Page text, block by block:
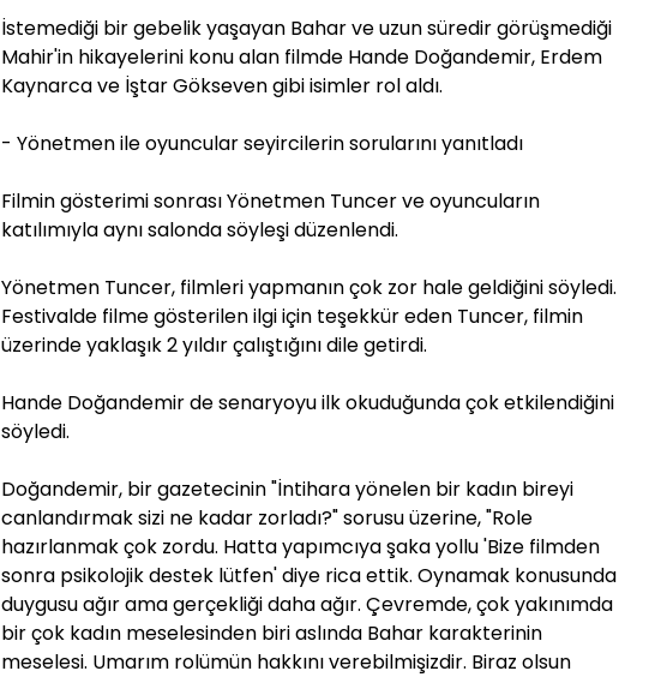
İstemediği bir gebelik yaşayan Bahar ve uzun süredir görüşmediği
Mahir'in hikayelerini konu alan filmde Hande Doğandemir, Erdem
Kaynarca ve İştar Gökseven gibi isimler rol aldı.
- Yönetmen ile oyuncular seyircilerin sorularını yanıtladı
Filmin gösterimi sonrası Yönetmen Tuncer ve oyuncuların
katılımıyla aynı salonda söyleşi düzenlendi.
Yönetmen Tuncer, filmleri yapmanın çok zor hale geldiğini söyledi.
Festivalde filme gösterilen ilgi için teşekkür eden Tuncer, filmin
üzerinde yaklaşık 2 yıldır çalıştığını dile getirdi.
Hande Doğandemir de senaryoyu ilk okuduğunda çok etkilendiğini
söyledi.
Doğandemir, bir gazetecinin "İntihara yönelen bir kadın bireyi
canlandırmak sizi ne kadar zorladı?" sorusu üzerine, "Role
hazırlanmak çok zordu. Hatta yapımcıya şaka yollu 'Bize filmden
sonra psikolojik destek lütfen' diye rica ettik. Oynamak konusunda
duygusu ağır ama gerçekliği daha ağır. Çevremde, çok yakınımda
bir çok kadın meselesinden biri aslında Bahar karakterinin
meselesi. Umarım rolümün hakkını verebilmişizdir. Biraz olsun